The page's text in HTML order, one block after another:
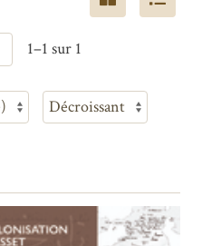
1–1 sur 1